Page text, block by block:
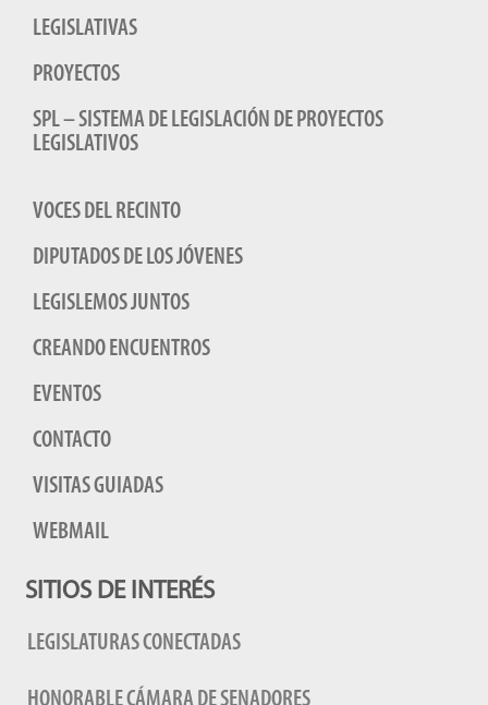
LEGISLATIVAS
PROYECTOS
SPL – SISTEMA DE LEGISLACIÓN DE PROYECTOS
LEGISLATIVOS
VOCES DEL RECINTO
DIPUTADOS DE LOS JÓVENES
LEGISLEMOS JUNTOS
CREANDO ENCUENTROS
EVENTOS
CONTACTO
VISITAS GUIADAS
WEBMAIL
SITIOS DE INTERÉS
LEGISLATURAS CONECTADAS